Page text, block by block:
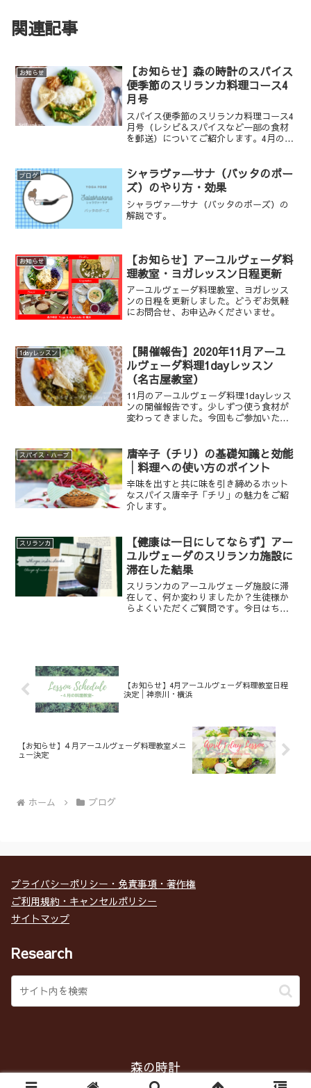
関連記事
お知らせ
【お知らせ】森の時計のスパイス
便季節のスリランカ料理コース4
月号
スパイス便季節のスリランカ料理コース4
月号（レシピ＆スパイスなど一部の食材
を郵送）についてご紹介します。4月のメ
辛サンボル、新じゃがいものローズマリ
ー焼きです。
ブログ
シャラヴァ―サナ（バッタのポー
ズ）のやり方・効果
シャラヴァ―サナ（バッタのポーズ）の
解説です。
お知らせ
【お知らせ】アーユルヴェーダ料
理教室・ヨガレッスン日程更新
アーユルヴェーダ料理教室、ヨガレッス
ンの日程を更新しました。どうぞお気軽
にお問合せ、お申込みくださいませ。
1dayレッスン
【開催報告】2020年11月アーユ
ルヴェーダ料理1dayレッスン
（名古屋教室）
11月のアーユルヴェーダ料理1dayレッス
ンの開催報告です。少しずつ使う食材が
変わってきました。今回もご参加いただ
ルヴェーダ料理教室です。季節の食材を
使った料理を作...
スパイス・ハーブ
唐辛子（チリ）の基礎知識と効能
│料理への使い方のポイント
辛味を出すと共に味を引き締めるホット
なスパイス唐辛子「チリ」の魅力をご紹
介します。
スリランカ
【健康は一日にしてならず】アー
ユルヴェーダのスリランカ施設に
滞在した結果
スリランカのアーユルヴェーダ施設に滞
在して、何か変わりましたか？生徒様か
らよくいただくご質問です。今日はちょ
【お知らせ】4月アーユルヴェーダ料理教室日程
決定│神奈川・横浜
【お知らせ】４月アーユルヴェーダ料理教室メニ
ュー決定
ホーム ブログ
プライバシーポリシー・免責事項・著作権
ご利用規約・キャンセルポリシー
サイトマップ
Research
森の時計